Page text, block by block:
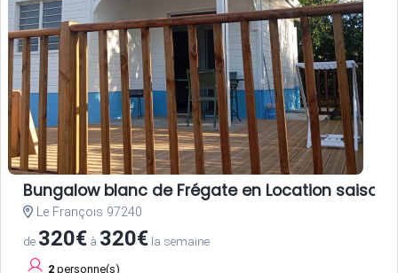
Bungalow blanc de Frégate en Location
Le François 97240
de 320€ à 320€ la semaine
2 personne(s)